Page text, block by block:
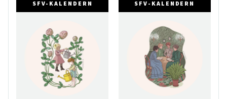
SFV-KALENDERN SFV-KALENDERN